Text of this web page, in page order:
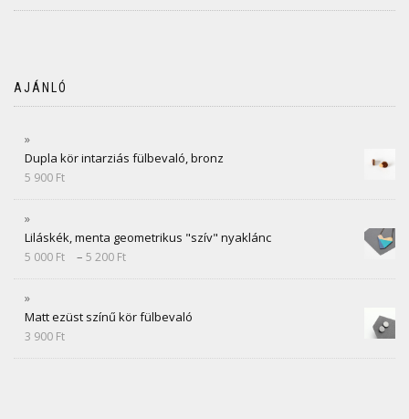
AJÁNLÓ
Dupla kör intarziás fülbevaló, bronz
5 900 Ft
Liláskék, menta geometrikus "szív" nyaklánc
5 000 Ft – 5 200 Ft
Matt ezüst színű kör fülbevaló
3 900 Ft